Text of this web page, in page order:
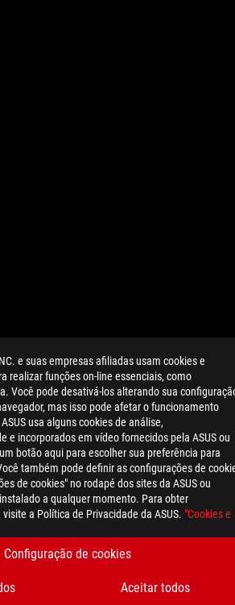
e suas empresas afiliadas usam cookies e
realizar funções on-line essenciais, como
Você pode desativá-los alterando sua
mas isso pode afetar o funcionamento
usa alguns cookies de análise,
e incorporados em vídeo fornecidos pela ASUS ou
botão aqui para escolher sua preferência para
também pode definir as configurações de
de cookies" no rodapé dos sites da ASUS ou
a qualquer momento. Para obter
a Política de Privacidade da ASUS. "Cookies e
Configuração de cookies
Aceitar todos
CRATE MOBILE
E MUITO MAIS
INSCREVA-SE